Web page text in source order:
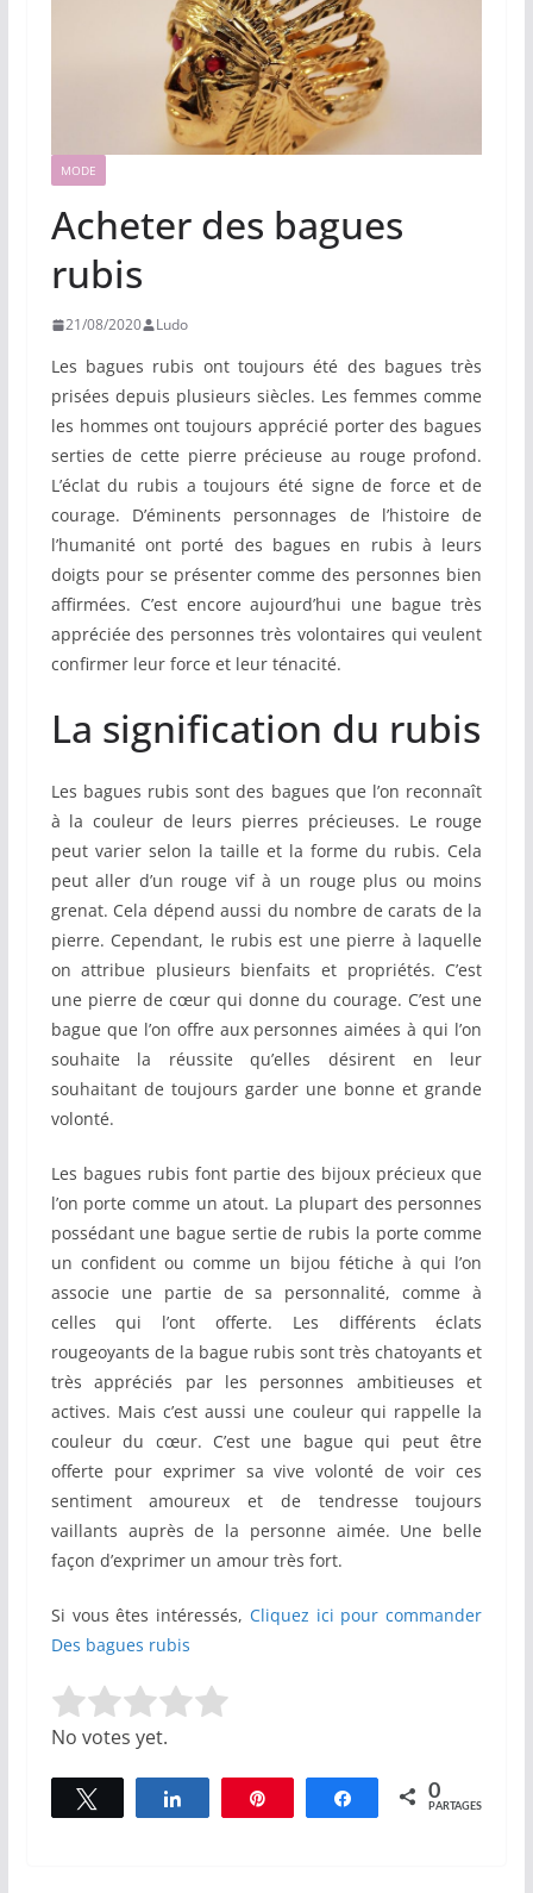
MODE
Acheter des bagues
rubis
21/08/2020 Ludo
Les bagues rubis ont toujours été des bagues très
prisées depuis plusieurs siècles. Les femmes comme
les hommes ont toujours apprécié porter des bagues
serties de cette pierre précieuse au rouge profond.
L’éclat du rubis a toujours été signe de force et de
courage. D’éminents personnages de l’histoire de
l’humanité ont porté des bagues en rubis à leurs
doigts pour se présenter comme des personnes bien
affirmées. C’est encore aujourd’hui une bague très
appréciée des personnes très volontaires qui veulent
confirmer leur force et leur ténacité.
La signification du rubis
Les bagues rubis sont des bagues que l’on reconnaît
à la couleur de leurs pierres précieuses. Le rouge
peut varier selon la taille et la forme du rubis. Cela
peut aller d’un rouge vif à un rouge plus ou moins
grenat. Cela dépend aussi du nombre de carats de la
pierre. Cependant, le rubis est une pierre à laquelle
on attribue plusieurs bienfaits et propriétés. C’est
une pierre de cœur qui donne du courage. C’est une
bague que l’on offre aux personnes aimées à qui l’on
souhaite la réussite qu’elles désirent en leur
souhaitant de toujours garder une bonne et grande
volonté.
Les bagues rubis font partie des bijoux précieux que
l’on porte comme un atout. La plupart des personnes
possédant une bague sertie de rubis la porte comme
un confident ou comme un bijou fétiche à qui l’on
associe une partie de sa personnalité, comme à
celles qui l’ont offerte. Les différents éclats
rougeoyants de la bague rubis sont très chatoyants et
très appréciés par les personnes ambitieuses et
actives. Mais c’est aussi une couleur qui rappelle la
couleur du cœur. C’est une bague qui peut être
offerte pour exprimer sa vive volonté de voir ces
sentiment amoureux et de tendresse toujours
vaillants auprès de la personne aimée. Une belle
façon d’exprimer un amour très fort.
Si vous êtes intéressés, Cliquez ici pour commander
Des bagues rubis
Rate this item:
No votes yet.
Tweetez Partagez Épingle Partagez0
PARTAGES